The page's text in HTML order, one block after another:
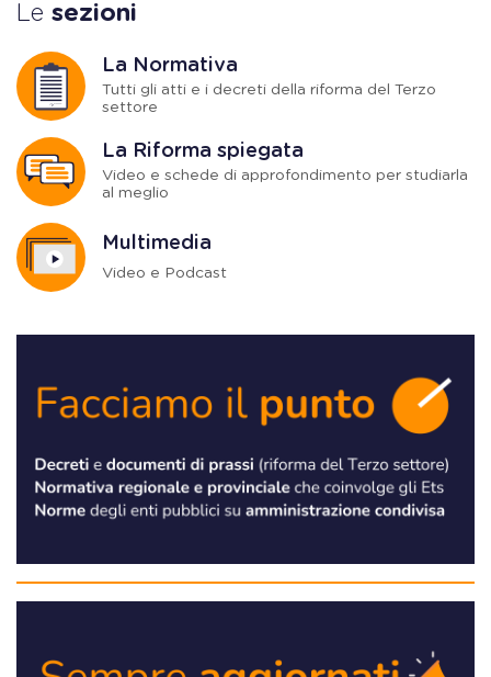
Le sezioni
La Normativa
Tutti gli atti e i decreti della riforma del Terzo
settore
La Riforma spiegata
Video e schede di approfondimento per studiarla
al meglio
Multimedia
Video e Podcast